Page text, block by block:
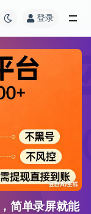
登录
简单录屏就能